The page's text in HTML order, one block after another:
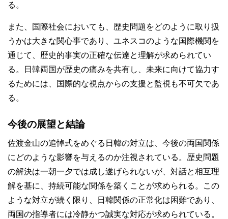
る。
また、国際社会においても、歴史問題をどのように取り扱
うかは大きな関心事であり、ユネスコのような国際機関を
通じて、歴史的事実の正確な伝達と理解が求められてい
る。日韓両国が歴史の痛みを共有し、未来に向けて協力す
るためには、国際的な視点からの支援と監視も不可欠であ
る。
今後の展望と結論
佐渡金山の追悼式をめぐる日韓の対立は、今後の両国関係
にどのような影響を与えるのか注視されている。歴史問題
の解決は一朝一夕では成し遂げられないが、対話と相互理
解を基に、持続可能な関係を築くことが求められる。この
ような対立が続く限り、日韓関係の正常化は困難であり、
両国の指導者には冷静かつ誠実な対応が求められている。